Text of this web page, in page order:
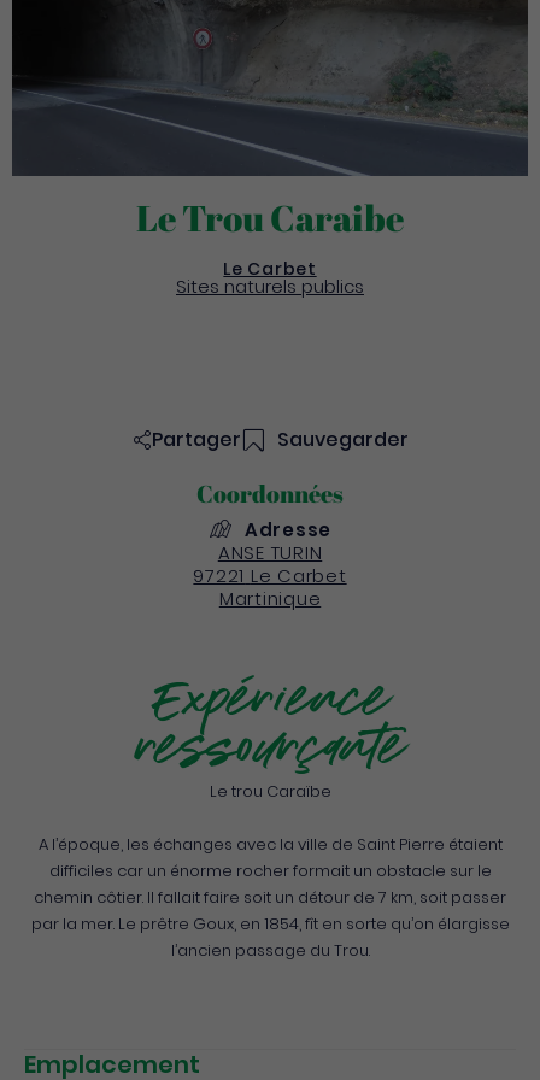
Le Trou Caraibe
Le Carbet
Sites naturels publics
Expérience
ressourçante
Le trou Caraïbe
A l’époque, les échanges avec la ville de Saint Pierre étaient
difficiles car un énorme rocher formait un obstacle sur le
chemin côtier. Il fallait faire soit un détour de 7 km, soit passer
par la mer. Le prêtre Goux, en 1854, fît en sorte qu’on élargisse
l’ancien passage du Trou.
Emplacement
Partager Sauvegarder
Coordonnées
Adresse
ANSE TURIN
97221 Le Carbet
Martinique